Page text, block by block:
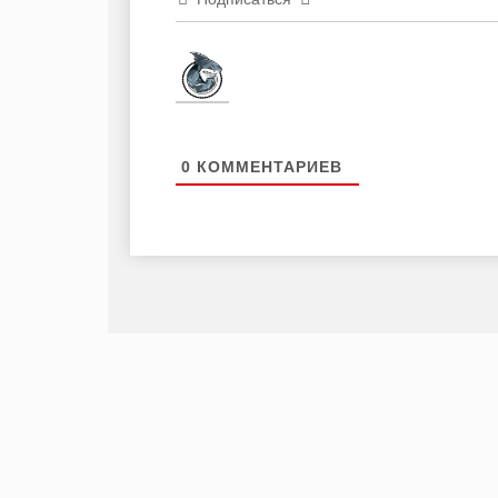
0 КОММЕНТАРИЕВ